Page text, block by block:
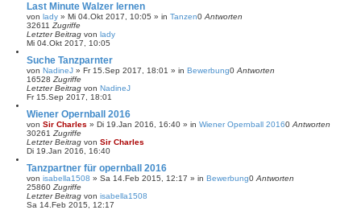
Last Minute Walzer lernen
von lady » Mi 04.Okt 2017, 10:05 » in Tanzen0 Antworten
32611 Zugriffe
Letzter Beitrag von lady
Mi 04.Okt 2017, 10:05
Suche Tanzparnter
von NadineJ » Fr 15.Sep 2017, 18:01 » in Bewerbung0 Antworten
16528 Zugriffe
Letzter Beitrag von NadineJ
Fr 15.Sep 2017, 18:01
Wiener Opernball 2016
von Sir Charles » Di 19.Jan 2016, 16:40 » in Wiener Opernball 20160 Antworten
30261 Zugriffe
Letzter Beitrag von Sir Charles
Di 19.Jan 2016, 16:40
Tanzpartner für opernball 2016
von isabella1508 » Sa 14.Feb 2015, 12:17 » in Bewerbung0 Antworten
25860 Zugriffe
Letzter Beitrag von isabella1508
Sa 14.Feb 2015, 12:17